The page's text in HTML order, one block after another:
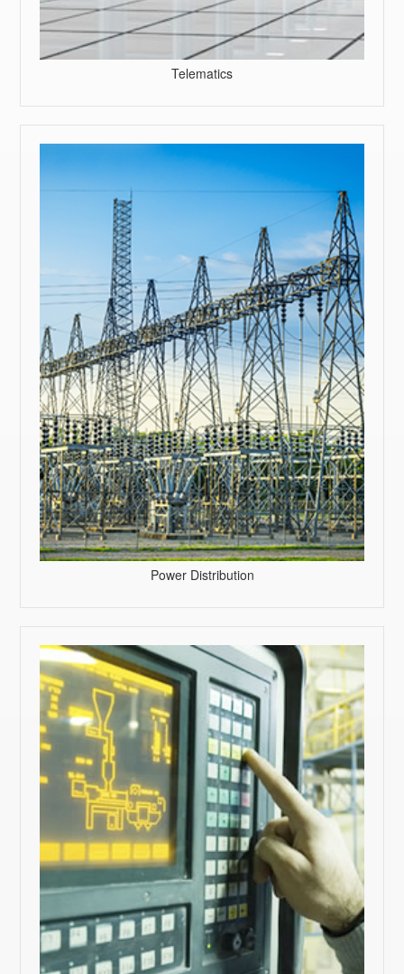
Telematics
Power Distribution